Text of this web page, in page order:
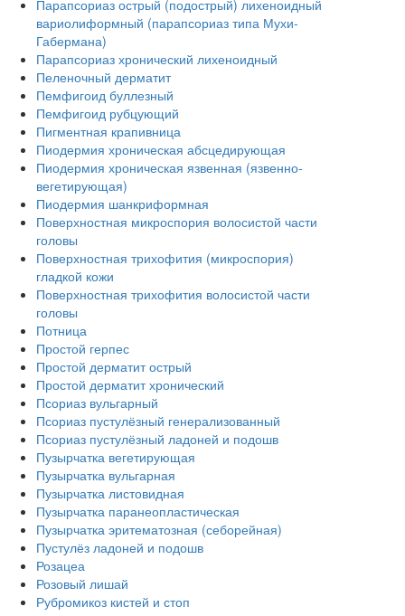
Парапсориаз острый (подострый) лихеноидный
вариолиформный (парапсориаз типа Мухи-
Габермана)
Парапсориаз хронический лихеноидный
Пеленочный дерматит
Пемфигоид буллезный
Пемфигоид рубцующий
Пигментная крапивница
Пиодермия хроническая абсцедирующая
Пиодермия хроническая язвенная (язвенно-
вегетирующая)
Пиодермия шанкриформная
Поверхностная микроспория волосистой части
головы
Поверхностная трихофития (микроспория)
гладкой кожи
Поверхностная трихофития волосистой части
головы
Потница
Простой герпес
Простой дерматит острый
Простой дерматит хронический
Псориаз вульгарный
Псориаз пустулёзный генерализованный
Псориаз пустулёзный ладоней и подошв
Пузырчатка вегетирующая
Пузырчатка вульгарная
Пузырчатка листовидная
Пузырчатка паранеопластическая
Пузырчатка эритематозная (себорейная)
Пустулёз ладоней и подошв
Розацеа
Розовый лишай
Рубромикоз кистей и стоп